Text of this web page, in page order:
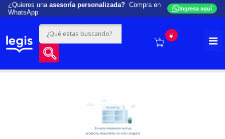
¿Quieres una asesoría personalizada? Compra en
WhatsApp
Ingresa aquí
#